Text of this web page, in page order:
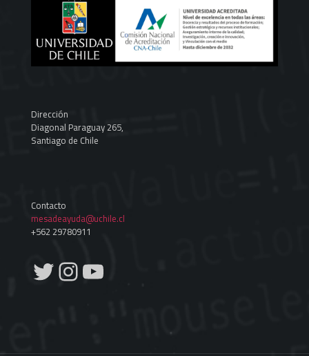
Dirección
Diagonal Paraguay 265,
Santiago de Chile
Contacto
mesadeayuda@uchile.cl
+562 29780911
Twitter
Instagram
YouTube